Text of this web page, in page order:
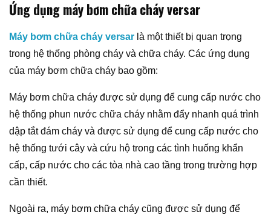
Ứng dụng máy bơm chữa cháy versar
Máy bơm chữa cháy versar là một thiết bị quan trọng
trong hệ thống phòng cháy và chữa cháy. Các ứng dụng
của máy bơm chữa cháy bao gồm:
Máy bơm chữa cháy được sử dụng để cung cấp nước cho
hệ thống phun nước chữa cháy nhằm đẩy nhanh quá trình
dập tắt đám cháy và được sử dụng để cung cấp nước cho
hệ thống tưới cây và cứu hộ trong các tình huống khẩn
cấp, cấp nước cho các tòa nhà cao tầng trong trường hợp
cần thiết.
Ngoài ra, máy bơm chữa cháy cũng được sử dụng để